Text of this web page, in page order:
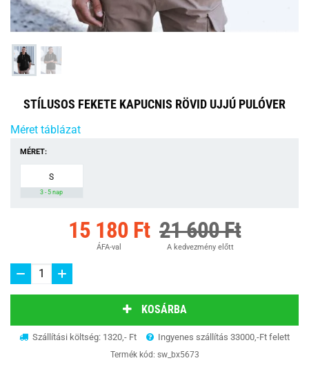
STÍLUSOS FEKETE KAPUCNIS RÖVID UJJÚ PULÓVER
Méret táblázat
MÉRET:
S
3 - 5 nap
15 180 Ft
ÁFA-val
21 600 Ft
A kedvezmény előtt
KOSÁRBA
Szállítási költség: 1320,- Ft Ingyenes szállítás 33000,-Ft felett
Termék kód: sw_bx5673